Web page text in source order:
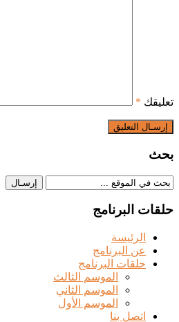
تعليقك *
بحث
حلقات البرنامج
الرئيسة
عن البرنامج
حلقات البرنامج
الموسم الثالث
الموسم الثاني
الموسم الأول
اتصل بنا